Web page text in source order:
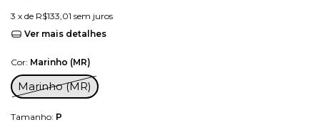
3 x de R$133,01 sem juros
Ver mais detalhes
Cor: Marinho (MR)
Marinho (MR)
Tamanho: P